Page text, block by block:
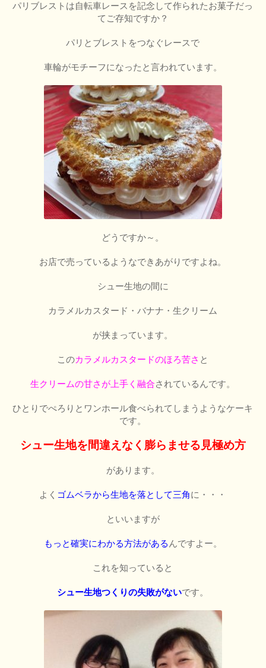
パリブレストは自転車レースを記念して作られたお菓子だっ
てご存知ですか？
パリとブレストをつなぐレースで
車輪がモチーフになったと言われています。
どうですか～。
お店で売っているようなできあがりですよね。
シュー生地の間に
カラメルカスタード・バナナ・生クリーム
が挟まっています。
このカラメルカスタードのほろ苦さ と
生クリームの甘さが上手く融合されているんです。
ひとりでぺろりとワンホール食べられてしまうようなケーキ
です。
シュー生地を間違えなく膨らませる見極め方
があります。
よく ゴムベラから生地を落として三角に・・・
といいますが
もっと確実にわかる方法がある んですよー。
これを知っていると
シュー生地つくりの失敗がないです。